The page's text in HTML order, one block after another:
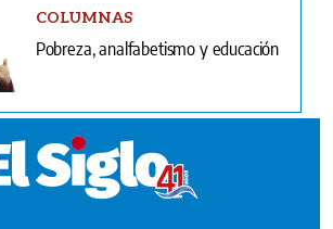
COLUMNAS
Pobreza, analfabetismo y educación